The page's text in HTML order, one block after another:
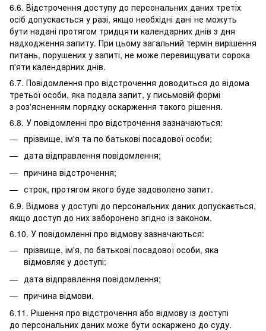
6.6. Відстрочення доступу до персональних даних третіх
осіб допускається у разі, якщо необхідні дані не можуть
бути надані протягом тридцяти календарних днів з дня
надходження запиту. При цьому загальний термін вирішення
питань, порушених у запиті, не може перевищувати сорока
п'яти календарних днів.
6.7. Повідомлення про відстрочення доводиться до відома
третьої особи, яка подала запит, у письмовій формі
з роз'ясненням порядку оскарження такого рішення.
6.8. У повідомленні про відстрочення зазначаються:
прізвище, ім'я та по батькові посадової особи;
дата відправлення повідомлення;
причина відстрочення;
строк, протягом якого буде задоволено запит.
6.9. Відмова у доступі до персональних даних допускається,
якщо доступ до них заборонено згідно із законом.
6.10. У повідомленні про відмову зазначаються:
прізвище, ім'я, по батькові посадової особи, яка
відмовляє у доступі;
дата відправлення повідомлення;
причина відмови.
6.11. Рішення про відстрочення або відмову із доступі
до персональних даних може бути оскаржено до суду.